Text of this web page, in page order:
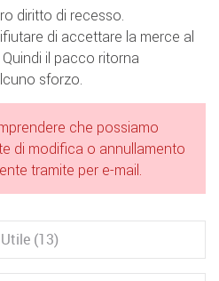
diritto di recesso.
di accettare la merce al
il pacco ritorna
sforzo.
che possiamo
di modifica o annullamento
tramite per e-mail.
Utile (13)